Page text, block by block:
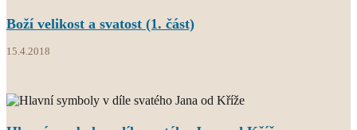
Boží velikost a svatost (1. část)
15.4.2018